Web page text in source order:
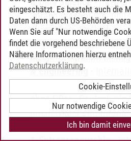
Sprachangebot
ohne CPs) -Deutsch als
Intensivkurs Einführung
Masterprogramm
& Engineering
Sprachangebot
ohne CPs)-Deutsch als
Intensivkurs Einführung
Masterprogramm
eingeschätzt. Es besteht auch die
Daten dann durch US-Behörden
Wenn Sie auf "Nur notwendige
findet die vorgehend beschriebene
Nähere Informationen hierzu
Datenschutzerklärung.
Cookie-
Nur notwendige
Ich bin damit